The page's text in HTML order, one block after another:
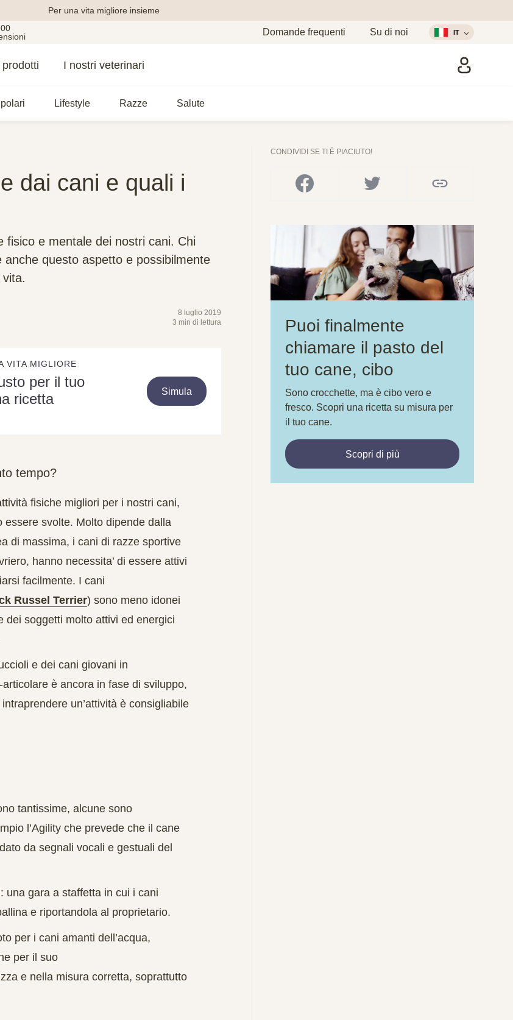
Per una vita migliore insieme
Domande frequenti Su di noi IT
I nostri veterinari
Lifestyle Razze Salute
dai cani e quali i
fisico e mentale dei nostri cani. Chi
questo aspetto e possibilmente
8 luglio 2019
3 min di lettura
VITA MIGLIORE
per il tuo
ricetta
Simula
tempo?
fisiche migliori per i nostri cani,
svolte. Molto dipende dalla
di massima, i cani di razze sportive
hanno necessita’ di essere attivi
facilmente. I cani
Russel Terrier) sono meno idonei
dei soggetti molto attivi ed energici
e dei cani giovani in
è ancora in fase di sviluppo,
un’attività è consigliabile
tantissime, alcune sono
l’Agility che prevede che il cane
da segnali vocali e gestuali del
: una gara a staffetta in cui i cani
e riportandola al proprietario.
per i cani amanti dell’acqua,
per il suo
e nella misura corretta, soprattutto
CONDIVIDI SE TI È PIACIUTO!
Puoi finalmente
chiamare il pasto del
tuo cane, cibo
Sono crocchette, ma è cibo vero e
fresco. Scopri una ricetta su misura per
il tuo cane.
Scopri di più